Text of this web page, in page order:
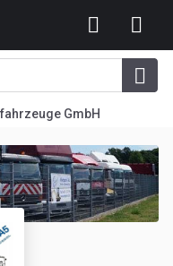
GmbH